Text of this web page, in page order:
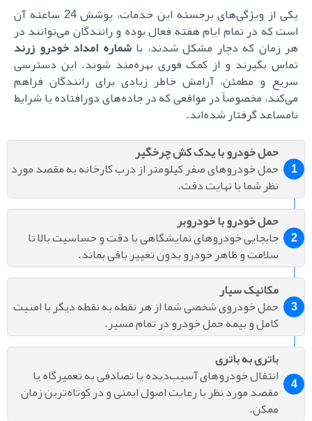
یکی از ویژگی‌های برجسته این خدمات، پوشش 24 ساعته آن
است که در تمام ایام هفته فعال بوده و رانندگان می‌توانند در
هر زمان که دچار مشکل شدند، با شماره امداد خودرو زرند
تماس بگیرند و از کمک فوری بهره‌مند شوند. این دسترسی
سریع و مطمئن، آرامش خاطر زیادی برای رانندگان فراهم
می‌کند، مخصوصاً در مواقعی که در جاده‌های دورافتاده یا شرایط
نامساعد گرفتار شده‌اند.
حمل خودرو با یدک کش چرخگیر
حمل خودروهای صفر کیلومتر از درب کارخانه به مقصد مورد
نظر شما با نهایت دقت.
حمل خودرو با خودروبر
جابجایی خودروهای نمایشگاهی با دقت و حساسیت بالا تا
سلامت و ظاهر خودرو بدون تغییر باقی بماند.
مکانیک سیار
حمل خودروی شخصی شما از هر نقطه به نقطه دیگر با امنیت
کامل و بیمه حمل خودرو در تمام مسیر.
باتری به باتری
انتقال خودروهای آسیب‌دیده یا تصادفی به تعمیرگاه یا
مقصد مورد نظر با رعایت اصول ایمنی و در کوتاه‌ترین زمان
ممکن.